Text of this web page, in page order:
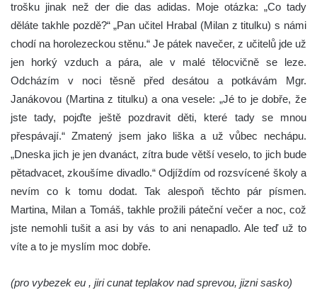
trošku jinak než der die das adidas. Moje otázka: „Co tady
děláte takhle pozdě?“ „Pan učitel Hrabal (Milan z titulku) s námi
chodí na horolezeckou stěnu.“ Je pátek navečer, z učitelů jde už
jen horký vzduch a pára, ale v malé tělocvičně se leze.
Odcházím v noci těsně před desátou a potkávám Mgr.
Janákovou (Martina z titulku) a ona vesele: „Jé to je dobře, že
jste tady, pojďte ještě pozdravit děti, které tady se mnou
přespávají.“ Zmatený jsem jako liška a už vůbec nechápu.
„Dneska jich je jen dvanáct, zítra bude větší veselo, to jich bude
pětadvacet, zkoušíme divadlo.“ Odjíždím od rozsvícené školy a
nevím co k tomu dodat. Tak alespoň těchto pár písmen.
Martina, Milan a Tomáš, takhle prožili páteční večer a noc, což
jste nemohli tušit a asi by vás to ani nenapadlo. Ale teď už to
víte a to je myslím moc dobře.
(pro vybezek eu , jiri cunat teplakov nad sprevou, jizni sasko)